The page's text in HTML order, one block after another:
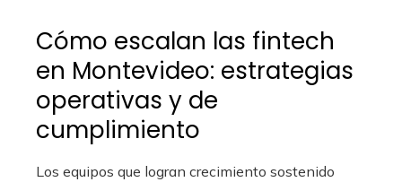
Cómo escalan las fintech
en Montevideo: estrategias
operativas y de
cumplimiento
Los equipos que logran crecimiento sostenido